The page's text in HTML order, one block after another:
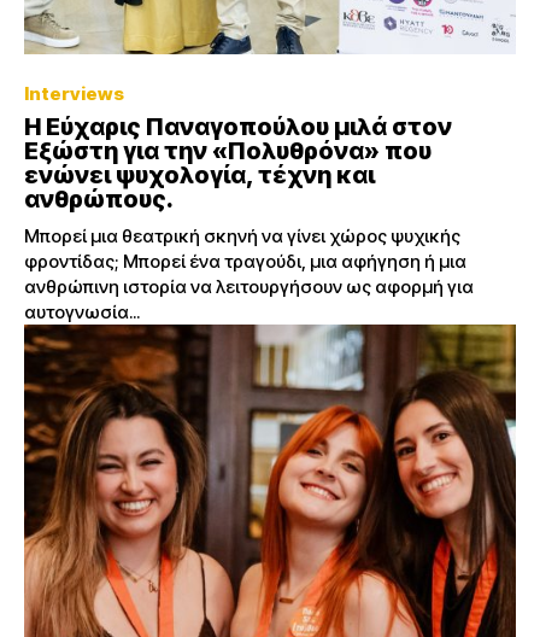
Interviews
Η Εύχαρις Παναγοπούλου μιλά στον
Εξώστη για την «Πολυθρόνα» που
ενώνει ψυχολογία, τέχνη και
ανθρώπους.
Μπορεί μια θεατρική σκηνή να γίνει χώρος ψυχικής
φροντίδας; Μπορεί ένα τραγούδι, μια αφήγηση ή μια
ανθρώπινη ιστορία να λειτουργήσουν ως αφορμή για
αυτογνωσία...